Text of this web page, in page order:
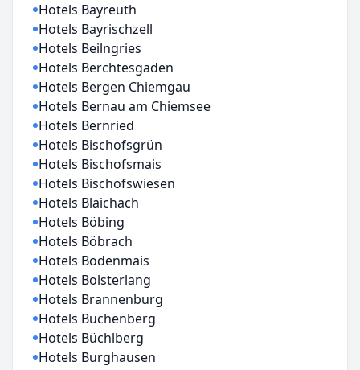
Hotels Bayreuth
Hotels Bayrischzell
Hotels Beilngries
Hotels Berchtesgaden
Hotels Bergen Chiemgau
Hotels Bernau am Chiemsee
Hotels Bernried
Hotels Bischofsgrün
Hotels Bischofsmais
Hotels Bischofswiesen
Hotels Blaichach
Hotels Böbing
Hotels Böbrach
Hotels Bodenmais
Hotels Bolsterlang
Hotels Brannenburg
Hotels Buchenberg
Hotels Büchlberg
Hotels Burghausen